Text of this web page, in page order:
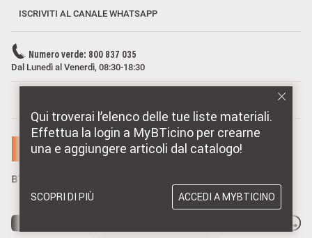
Qui troverai l’elenco delle tue liste materiali.
Effettua la login a MyBTicino per crearne
una e aggiungere articoli dal catalogo!
SCOPRI DI PIÙ ACCEDI A MYBTICINO
ISCRIVITI AL CANALE WHATSAPP
Numero verde: 800 837 035
Dal Lunedì al Venerdì, 08:30-18:30